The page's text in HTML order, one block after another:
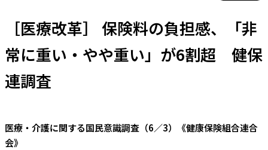
［医療改革］ 保険料の負担感、「非
常に重い・やや重い」が6割超 健保
連調査
医療・介護に関する国民意識調査（6／3）《健康保険組合連合
会》